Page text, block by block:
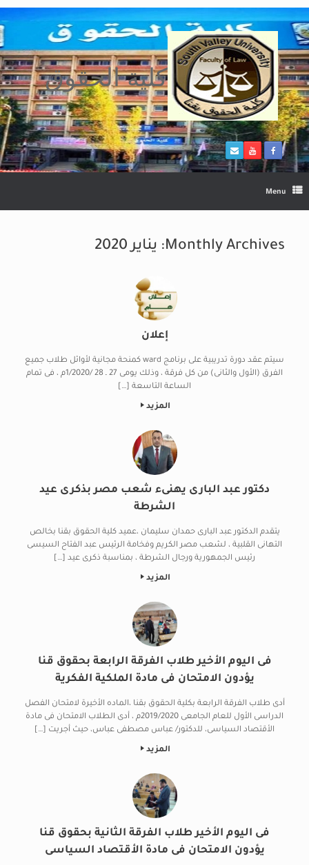
Skip
to
content
كلية الحقوق
Menu
Monthly Archives: يناير 2020
إعلان
سيتم عقد دورة تدريبية على برنامج ward كمنحة مجانية لأوائل طلاب جميع
الفرق (الأول والثانى) من كل فرقة ، وذلك يومى 27 ـ 28 /1/2020م ، فى تمام
الساعة التاسعة […]
المزيد
دكتور عبد البارى يهنىء شعب مصر بذكرى عيد
الشرطة
يتقدم الدكتور عبد البارى حمدان سليمان ،عميد كلية الحقوق بقنا بخالص
التهانى القلبية ، لشعب مصر الكريم وفخامة الرئيس عبد الفتاح السيسى
رئيس الجمهورية ورجال الشرطة ، بمناسبة ذكرى عيد […]
المزيد
فى اليوم الأخير طلاب الفرقة الرابعة بحقوق قنا
يؤدون الامتحان فى مادة الملكية الفكرية
أدى طلاب الفرقة الرابعة بكلية الحقوق بقنا ،الماده الأخيرة لامتحان الفصل
الدراسى الأول للعام الجامعى 2019/2020م ، أدى الطلاب الامتحان فى مادة
الأقتصاد السياسى، للدكتور/ عباس مصطفى عباس، حيث أجريت […]
المزيد
فى اليوم الأخير طلاب الفرقة الثانية بحقوق قنا
يؤدون الامتحان فى مادة الأقتصاد السياسى